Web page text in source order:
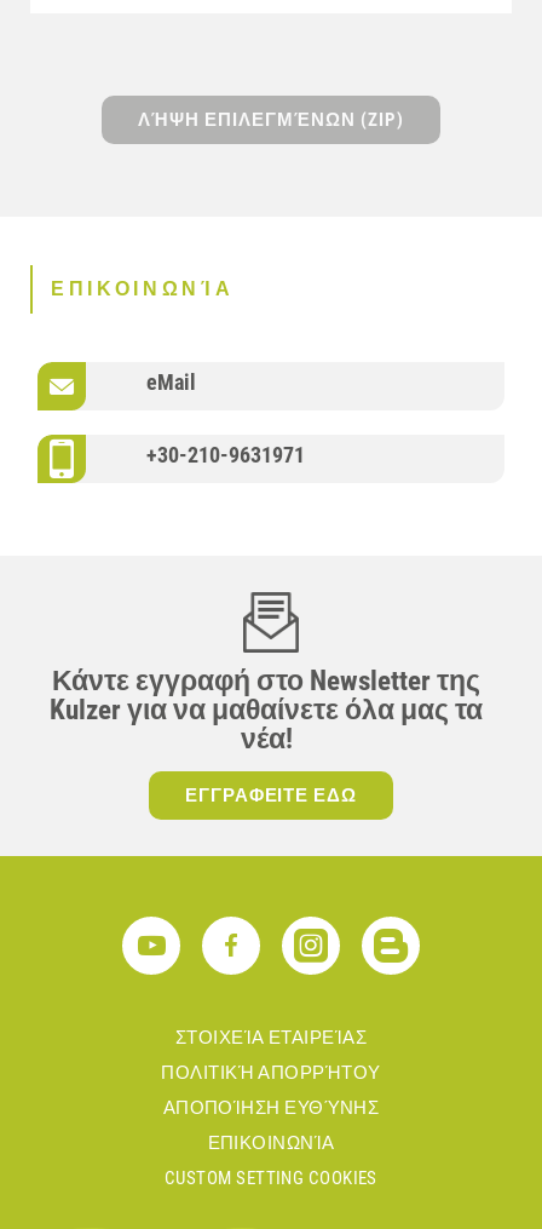
ΛΉΨΗ ΕΠΙΛΕΓΜΈΝΩΝ (ZIP)
ΕΠΙΚΟΙΝΩΝΊΑ
eMail
+30-210-9631971
Κάντε εγγραφή στο Newsletter της
Kulzer για να μαθαίνετε όλα μας τα
νέα!
ΕΓΓΡΑΦΕΙΤΕ ΕΔΩ
ΣΤΟΙΧΕΊΑ ΕΤΑΙΡΕΊΑΣ
ΠΟΛΙΤΙΚΉ ΑΠΟΡΡΉΤΟΥ
ΑΠΟΠΟΊΗΣΗ ΕΥΘΎΝΗΣ
ΕΠΙΚΟΙΝΩΝΊΑ
CUSTOM SETTING COOKIES